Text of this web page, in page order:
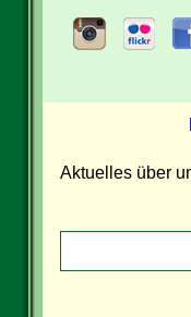
Aktuelles über